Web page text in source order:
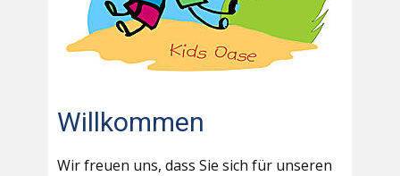
Willkommen
Wir freuen uns, dass Sie sich für unseren